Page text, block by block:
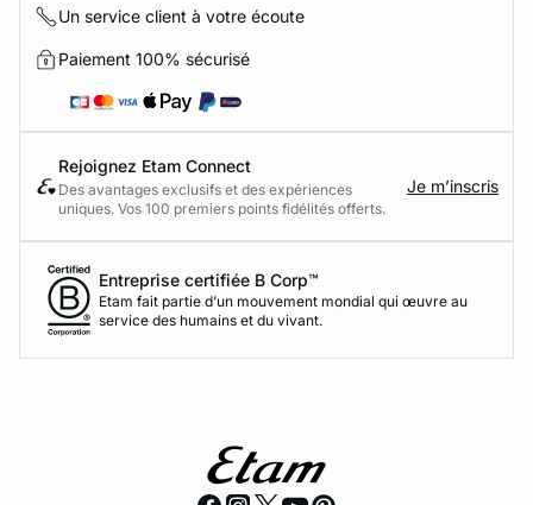
Un service client à votre écoute
Paiement 100% sécurisé
Rejoignez Etam Connect
Des avantages exclusifs et des expériences
uniques. Vos 100 premiers points fidélités offerts.
Je m’inscris
Entreprise certifiée B Corp™
Etam fait partie d’un mouvement mondial qui œuvre au
service des humains et du vivant.